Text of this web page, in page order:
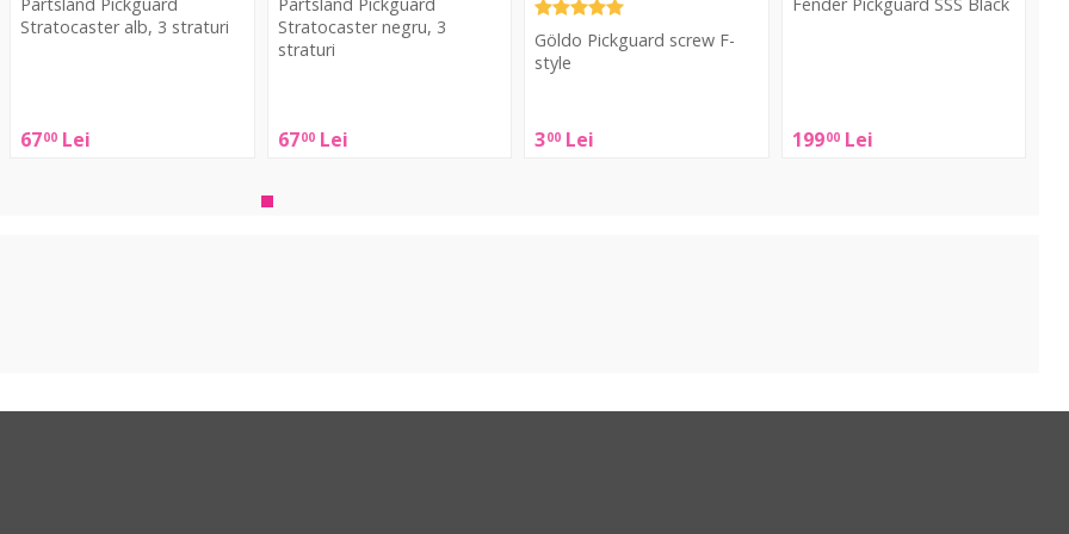
Stratocaster alb, 3 straturi
6700 Lei
Stratocaster
Stratocaster negru, 3
straturi
6700 Lei
Pickguard
Göldo Pickguard screw F-
style
300 Lei
Pickguard
19900 Lei
Black